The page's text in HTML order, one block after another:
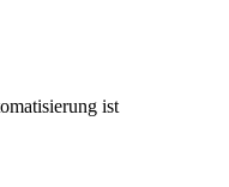
ist